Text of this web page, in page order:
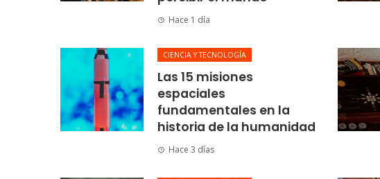
Hace 1 día
CIENCIA Y TECNOLOGÍA
Las 15 misiones
espaciales
fundamentales en la
historia de la humanidad
Hace 3 días